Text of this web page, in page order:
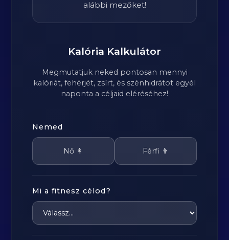
alábbi mezőket!
Kalória Kalkulátor
Megmutatjuk neked pontosan mennyi
kalóriát, fehérjét, zsírt, és szénhidrátot egyél
naponta a céljaid eléréséhez!
Nemed
Nő 👩 Férfi 👨
Mi a fitnesz célod?